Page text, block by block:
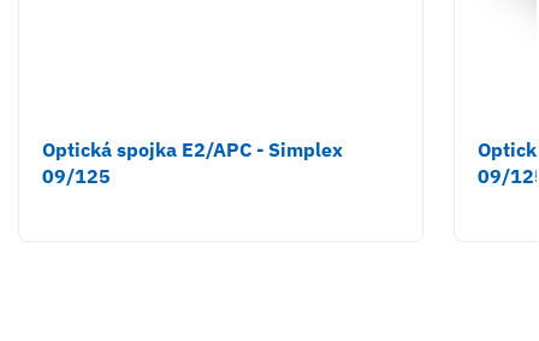
Optická spojka E2/APC - Simplex
09/125
09/